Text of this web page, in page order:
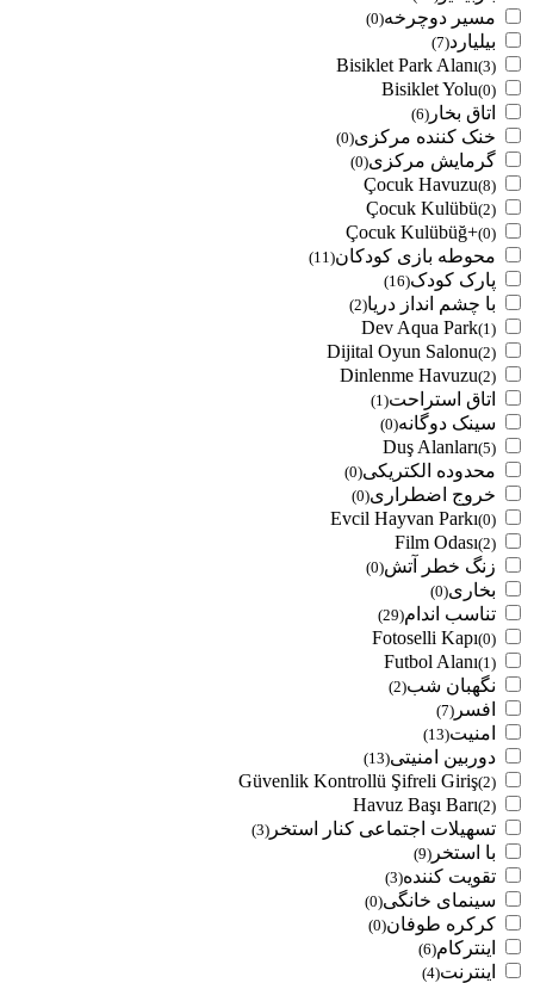
مسیر دوچرخه(0)
بیلیارد(7)
Bisiklet Park Alanı(3)
Bisiklet Yolu(0)
اتاق بخار (6)
خنک کننده مرکزی(0)
گرمایش مرکزی(0)
Çocuk Havuzu(8)
Çocuk Kulübü(2)
Çocuk Kulübüğ+(0)
محوطه بازی کودکان(11)
پارک کودک(16)
با چشم انداز دریا(2)
Dev Aqua Park(1)
Dijital Oyun Salonu(2)
Dinlenme Havuzu(2)
اتاق استراحت(1)
سینک دوگانه(0)
Duş Alanları(5)
محدوده الکتریکی(0)
خروج اضطراری(0)
Evcil Hayvan Parkı(0)
Film Odası(2)
زنگ خطر آتش(0)
بخاری(0)
تناسب اندام(29)
Fotoselli Kapı(0)
Futbol Alanı(1)
نگهبان شب(2)
افسر (7)
امنیت(13)
دوربین امنیتی(13)
Güvenlik Kontrollü Şifreli Giriş(2)
Havuz Başı Barı(2)
تسهیلات اجتماعی کنار استخر (3)
با استخر (9)
تقویت کننده(3)
سینمای خانگی(0)
کرکره طوفان(0)
اینترکام(6)
اینترنت(4)